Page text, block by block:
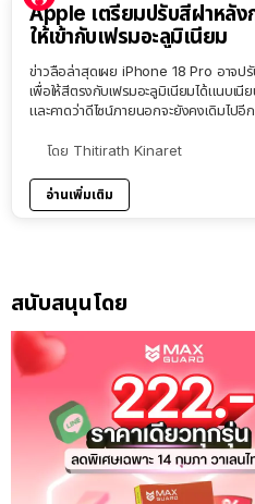
Apple เตรียมปรับสีฝาหลัง
ให้เข้ากับเฟรมอะลูมิเนียม
ข่าวลือล่าสุดเผย iPhone 18 Pro อาจป
เพื่อให้สีตรงกับเฟรมอะลูมิเนียมได้แนบเนี
และคาดว่าดีไซน์ภายนอกจะยังคงเดิมไป
โดย Thitirath Kinaret
อ่านเพิ่มเติม
สนับสนุนโดย